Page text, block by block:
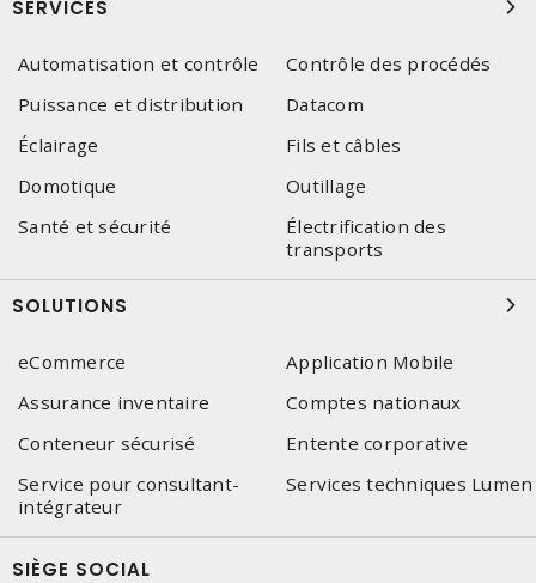
SERVICES
Automatisation et contrôle
Contrôle des procédés
Puissance et distribution
Datacom
Éclairage
Fils et câbles
Domotique
Outillage
Santé et sécurité
Électrification des
transports
SOLUTIONS
eCommerce
Application Mobile
Assurance inventaire
Comptes nationaux
Conteneur sécurisé
Entente corporative
Service pour consultant-
intégrateur
Services techniques Lumen
SIÈGE SOCIAL